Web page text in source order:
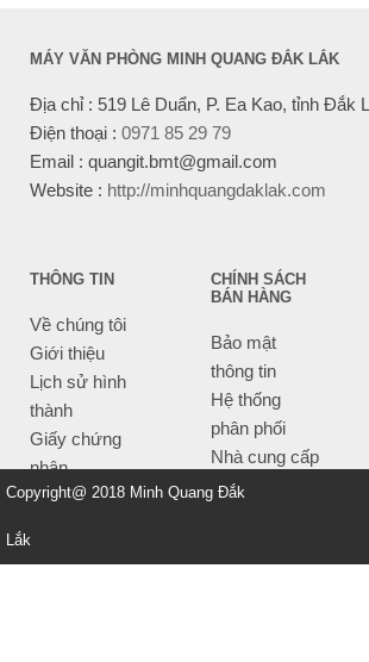
MÁY VĂN PHÒNG MINH QUANG ĐẮK LẮK
Địa chỉ : 519 Lê Duẩn, P. Ea Kao, tỉnh Đắk
Điện thoại : 0971 85 29 79
Email : quangit.bmt@gmail.com
Website : http://minhquangdaklak.com
THÔNG TIN
Về chúng tôi
Giới thiệu
Lịch sử hình
thành
Giấy chứng
nhận
CHÍNH SÁCH
BÁN HÀNG
Bảo mật
thông tin
Hệ thống
phân phối
Nhà cung cấp
Tiêu chí bán
Copyright@ 2018 Minh Quang Đắk
Lắk